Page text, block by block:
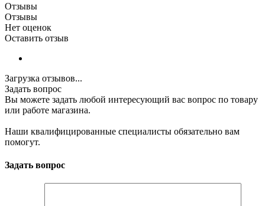
Отзывы
Отзывы
Нет оценок
Оставить отзыв
Загрузка отзывов...
Задать вопрос
Вы можете задать любой интересующий вас вопрос по товару
или работе магазина.
Наши квалифицированные специалисты обязательно вам
помогут.
Задать вопрос